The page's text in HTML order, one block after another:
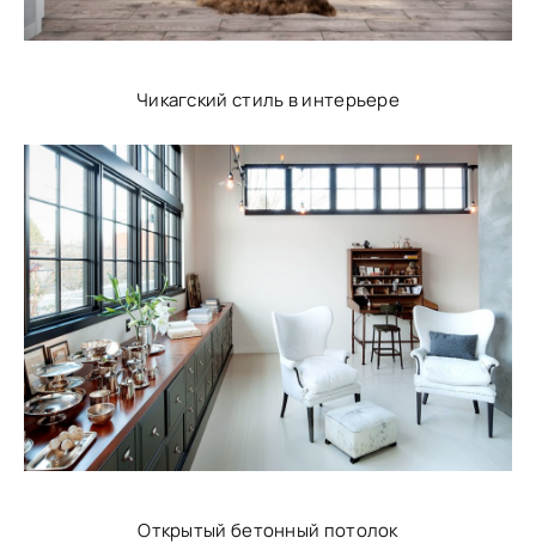
Чикагский стиль в интерьере
Открытый бетонный потолок